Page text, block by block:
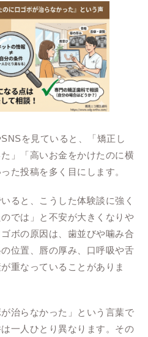
を見ていると、「矯正し
」「高いお金をかけたのに横
た投稿を多く目にします。
ると、こうした体験談に強く
では」と不安が大きくなりや
ボの原因は、歯並びや噛み合
位置、唇の厚み、口呼吸や舌
重なっていることがありま
治らなかった」という言葉で
一人ひとり異なります。その